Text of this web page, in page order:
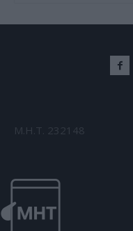
Μ.Η.Τ. 232148